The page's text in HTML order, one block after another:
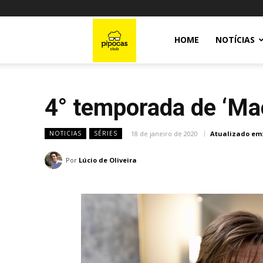
HOME NOTÍCIAS
4° temporada de
NOTICIAS SÉRIES 18 de janeiro de 2020 Atualizado em:
Por Lúcio de Oliveira